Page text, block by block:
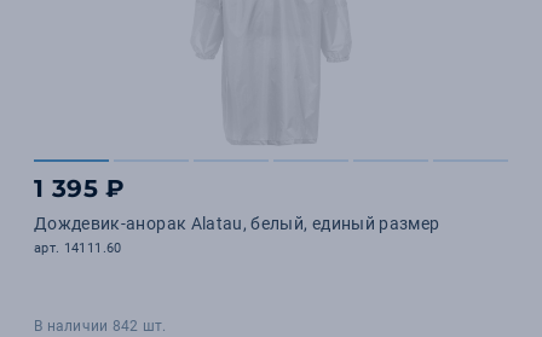
1 395 ₽
Дождевик-анорак Alatau, белый, единый размер
арт. 14111.60
В наличии 842 шт.